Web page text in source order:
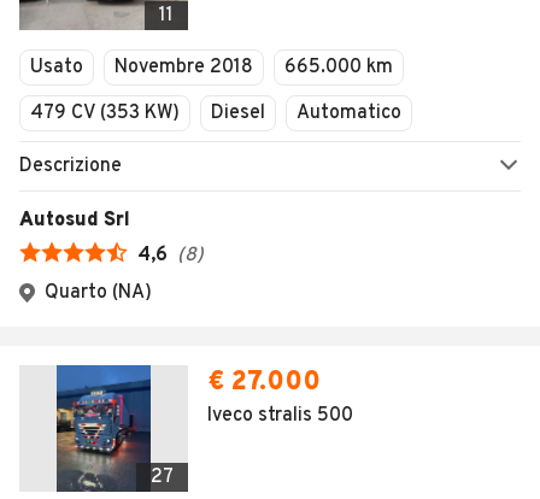
11
Usato Novembre 2018
665.000 km
479 CV (353 KW)
Diesel Automatico
Descrizione
Autosud Srl
4,6 (8)
Quarto (NA)
27
€ 27.000
Iveco stralis 500